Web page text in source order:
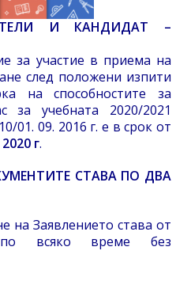
И КАНДИДАТ –
за участие в приема на
след положени изпити
на способностите за
учебната 2020/2021
01. 09. 2016 г. е в срок от
г.
СТАВА ПО ДВА
на Заявлението става от
всяко време без